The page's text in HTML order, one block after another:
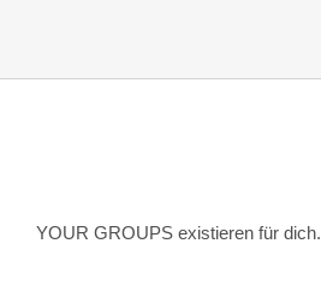
YOUR GROUPS existieren für dich.